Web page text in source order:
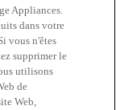
Appliances.
dans votre
vous n'êtes
supprimer le
utilisons
de
Web,